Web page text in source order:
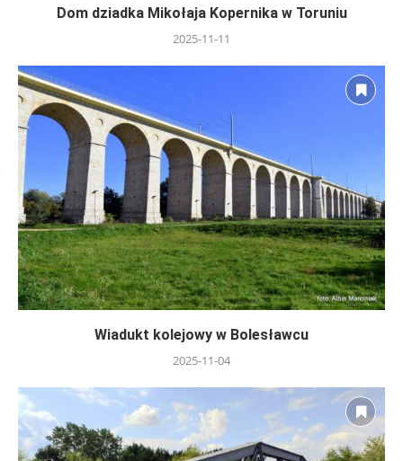
Dom dziadka Mikołaja Kopernika w Toruniu
2025-11-11
Wiadukt kolejowy w Bolesławcu
2025-11-04